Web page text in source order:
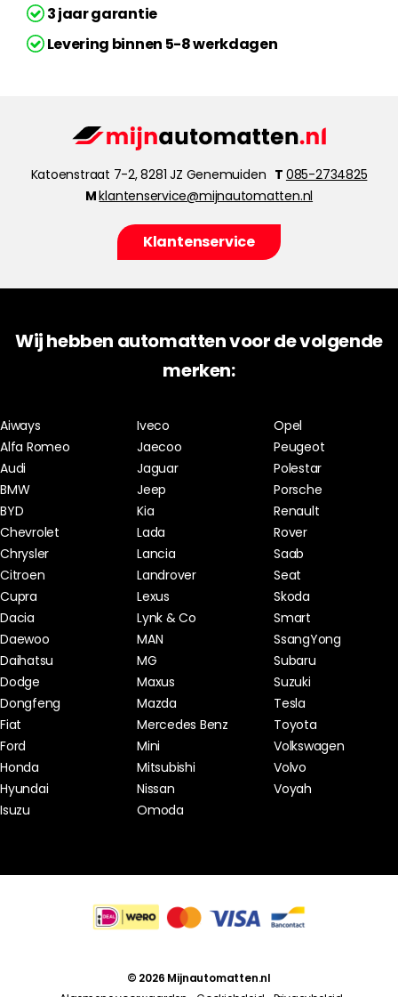
3 jaar garantie
Levering binnen 5-8 werkdagen
Katoenstraat 7-2, 8281 JZ Genemuiden T 085-2734825
Mklantenservice@mijnautomatten.nl
Klantenservice
Wij hebben automatten voor de volgende
merken:
Aiways
Alfa Romeo
Audi
BMW
BYD
Chevrolet
Chrysler
Citroen
Cupra
Dacia
Daewoo
Daihatsu
Dodge
Dongfeng
Fiat
Ford
Honda
Hyundai
Isuzu
Iveco
Jaecoo
Jaguar
Jeep
Kia
Lada
Lancia
Landrover
Lexus
Lynk & Co
MAN
MG
Maxus
Mazda
Mercedes Benz
Mini
Mitsubishi
Nissan
Omoda
Opel
Peugeot
Polestar
Porsche
Renault
Rover
Saab
Seat
Skoda
Smart
SsangYong
Subaru
Suzuki
Tesla
Toyota
Volkswagen
Volvo
Voyah
© 2026 Mijnautomatten.nl